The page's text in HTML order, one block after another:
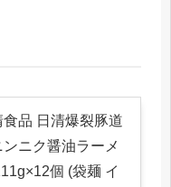
食品 日清爆裂豚道
ンニク醤油ラーメ
個 (袋麺 イ